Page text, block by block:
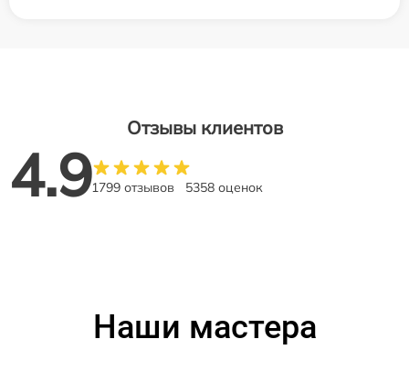
Отзывы клиентов
4.91799 отзывов 5358 оценок
Наши мастера